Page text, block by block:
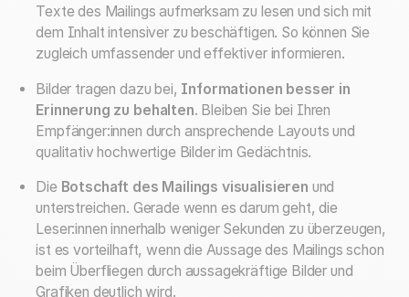
Texte des Mailings aufmerksam zu lesen und sich mit
dem Inhalt intensiver zu beschäftigen. So können Sie
zugleich umfassender und effektiver informieren.
Bilder tragen dazu bei, Informationen besser in
Erinnerung zu behalten. Bleiben Sie bei Ihren
Empfänger:innen durch ansprechende Layouts und
qualitativ hochwertige Bilder im Gedächtnis.
Die Botschaft des Mailings visualisieren und
unterstreichen. Gerade wenn es darum geht, die
Leser:innen innerhalb weniger Sekunden zu überzeugen,
ist es vorteilhaft, wenn die Aussage des Mailings schon
beim Überfliegen durch aussagekräftige Bilder und
Grafiken deutlich wird.